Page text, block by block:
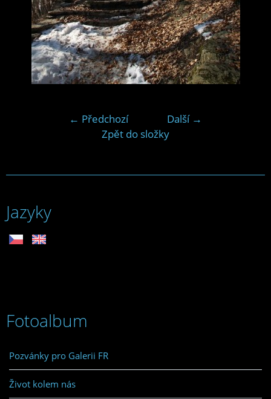
← Předchozí
Další →
Zpět do složky
Jazyky
Fotoalbum
Pozvánky pro Galerii FR
Život kolem nás